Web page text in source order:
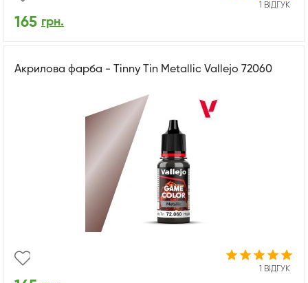
1 ВІДГУК
165 грн.
Акрилова фарба - Tinny Tin Metallic Vallejo 72060
1 ВІДГУК